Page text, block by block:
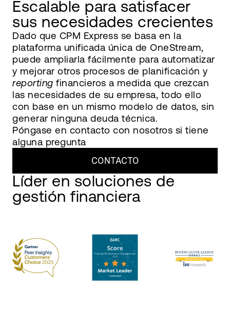
Escalable para satisfacer
sus necesidades crecientes
Dado que CPM Express se basa en la
plataforma unificada única de OneStream,
puede ampliarla fácilmente para automatizar
y mejorar otros procesos de planificación y
reporting financieros a medida que crezcan
las necesidades de su empresa, todo ello
con base en un mismo modelo de datos, sin
generar ninguna deuda técnica.
Póngase en contacto con nosotros si tiene
alguna pregunta
CONTACTO
Líder en soluciones de
gestión financiera